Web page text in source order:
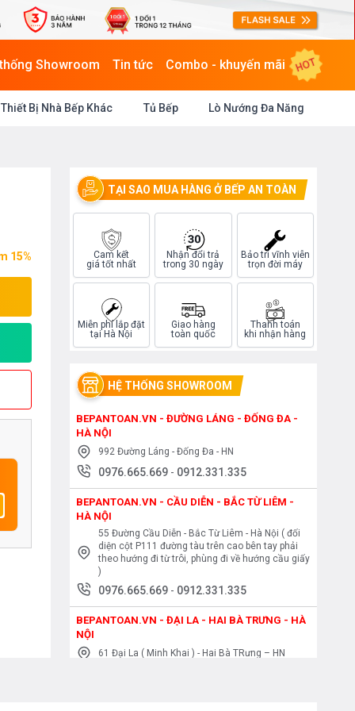
Showroom Tin tức Combo - khuyến mãi HOT
Thiết Bị Nhà Bếp Khác Tủ Bếp Lò Nướng Đa Năng
15%
TẠI SAO MUA HÀNG Ở BẾP AN TOÀN
Cam kết
giá tốt nhất
Nhận đổi trả
trong 30 ngày
Bảo trì vĩnh viễn
trọn đời máy
Miễn phí lắp đặt
tại Hà Nội
Giao hàng
toàn quốc
Thanh toán
khi nhận hàng
HỆ THỐNG SHOWROOM
BEPANTOAN.VN - ĐƯỜNG LÁNG - ĐỐNG ĐA -
HÀ NỘI
992 Đường Láng - Đống Đa - HN
0976.665.669 - 0912.331.335
BEPANTOAN.VN - CẦU DIỄN - BẮC TỪ LIÊM -
HÀ NỘI
55 Đường Cầu Diễn - Bắc Từ Liêm - Hà Nội ( đối
diện cột P111 đường tàu trên cao bên tay phải
theo hướng đi từ trôi, phùng đi về hướng cầu giấy
)
0976.665.669 - 0912.331.335
BEPANTOAN.VN - ĐẠI LA - HAI BÀ TRƯNG - HÀ
NỘI
61 Đại La ( Minh Khai ) - Hai Bà TRưng – HN